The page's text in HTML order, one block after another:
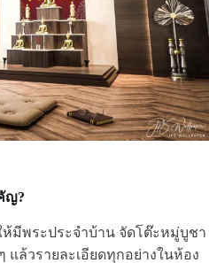
ญ?
มีพระประจำบ้าน จัดโต๊ะหมู่บูชา
แล้วรายละเอียดทุกอย่างในห้อง